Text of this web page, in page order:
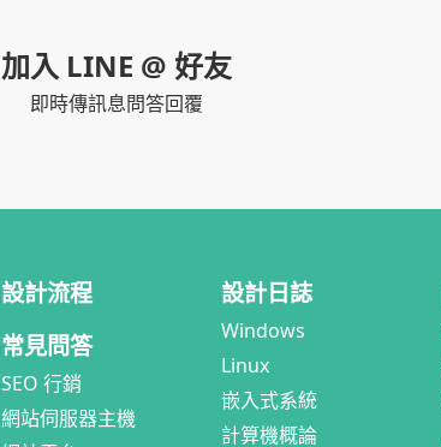
加入 LINE @ 好友
即時傳訊息問答回覆
設計流程
常見問答
SEO 行銷
網站伺服器主機
設計日誌
Windows
Linux
嵌入式系統
計算機概論